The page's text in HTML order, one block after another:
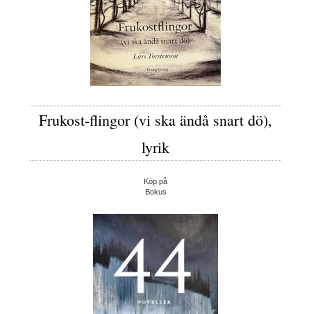
Frukost-flingor (vi ska ändå snart dö),
lyrik
Köp på
Bokus